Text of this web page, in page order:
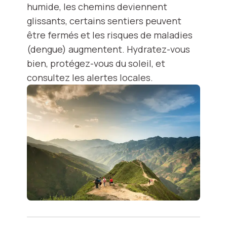
humide, les chemins deviennent
glissants, certains sentiers peuvent
être fermés et les risques de maladies
(dengue) augmentent. Hydratez-vous
bien, protégez-vous du soleil, et
consultez les alertes locales.